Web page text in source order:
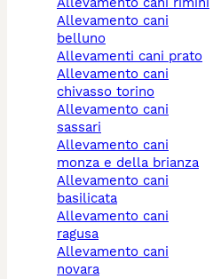
allevamento cani
belluno
allevamenti cani prato
allevamento cani
chivasso torino
allevamento cani
sassari
allevamento cani
monza e della brianza
allevamento cani
basilicata
allevamento cani
ragusa
allevamento cani
novara